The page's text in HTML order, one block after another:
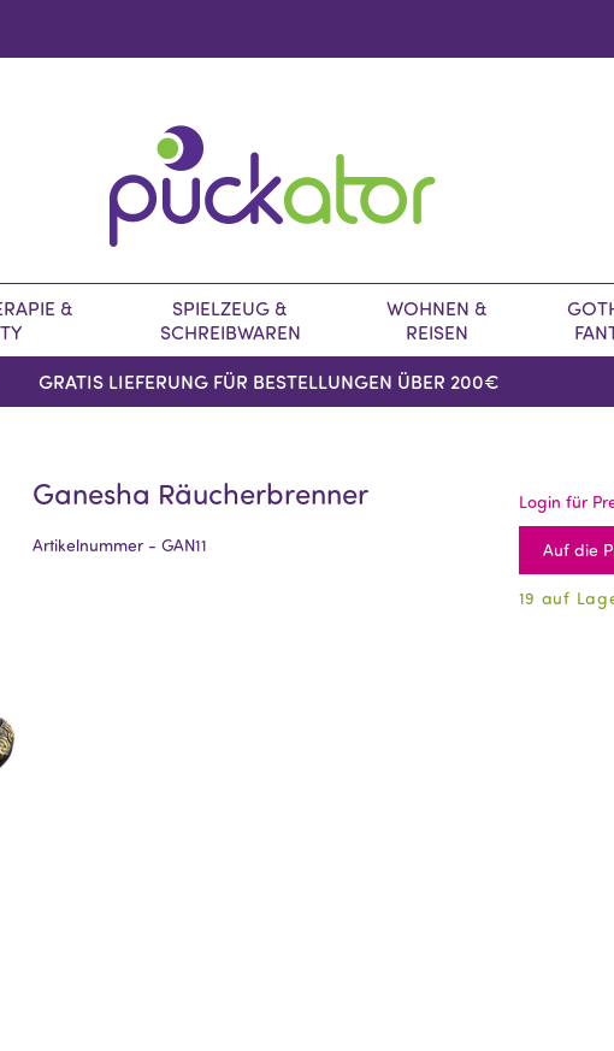
&
SPIELZEUG &
SCHREIBWAREN
WOHNEN &
REISEN
GRATIS LIEFERUNG FÜR BESTELLUNGEN ÜBER 200€
Ganesha Räucherbrenner
Artikelnummer - GAN11
Login für
Auf die
19 auf